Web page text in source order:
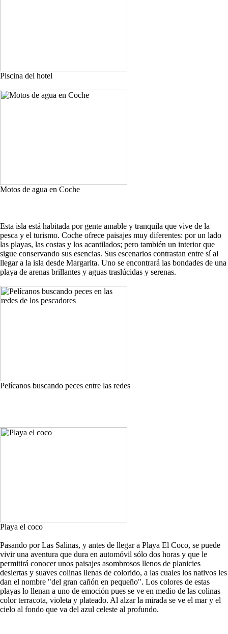
Piscina del hotel
Motos de agua en Coche
Esta isla está habitada por gente amable y tranquila que vive de la
pesca y el turismo. Coche ofrece paisajes muy diferentes: por un lado
las playas, las costas y los acantilados; pero también un interior que
sigue conservando sus esencias. Sus escenarios contrastan entre sí al
llegar a la isla desde Margarita. Uno se encontrará las bondades de una
playa de arenas brillantes y aguas traslúcidas y serenas.
Pelícanos buscando peces entre las redes
Playa el coco
Pasando por Las Salinas, y antes de llegar a Playa El Coco, se puede
vivir una aventura que dura en automóvil sólo dos horas y que le
permitirá conocer unos paisajes asombrosos llenos de planicies
desiertas y suaves colinas llenas de colorido, a las cuales los nativos les
dan el nombre "del gran cañón en pequeño". Los colores de estas
playas lo llenan a uno de emoción pues se ve en medio de las colinas
color terracota, violeta y plateado. Al alzar la mirada se ve el mar y el
cielo al fondo que va del azul celeste al profundo.